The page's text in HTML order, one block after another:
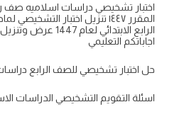
اختبار تشخيصي دراسات اسلاميه صف
المقرر ١٤٤٧ تنزيل اختبار
اجاباتكم التعليمي
حل اختبار تشخيصي للصف الرابع دراسات
اسئلة التقويم التشخيصي الدراسات